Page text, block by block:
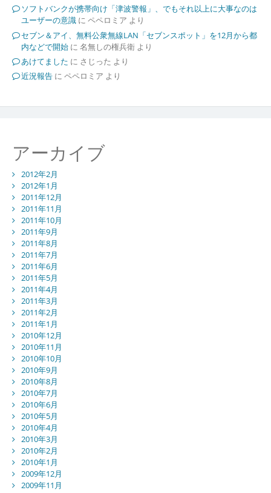
ソフトバンクが携帯向け「津波警報」、でもそれ以上に大事なのは
ユーザーの意識に ペペロミア より
セブン＆アイ、無料公衆無線LAN「セブンスポット」を12月から都
内などで開始に 名無しの権兵衛より
あけてました に さじった より
近況報告に ペペロミア より
アーカイブ
2012年2月
2012年1月
2011年12月
2011年11月
2011年10月
2011年9月
2011年8月
2011年7月
2011年6月
2011年5月
2011年4月
2011年3月
2011年2月
2011年1月
2010年12月
2010年11月
2010年10月
2010年9月
2010年8月
2010年7月
2010年6月
2010年5月
2010年4月
2010年3月
2010年2月
2010年1月
2009年12月
2009年11月